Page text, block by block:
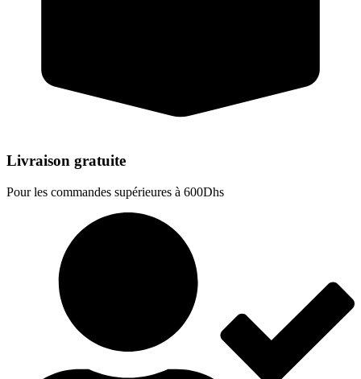
Livraison gratuite
Pour les commandes supérieures à 600Dhs